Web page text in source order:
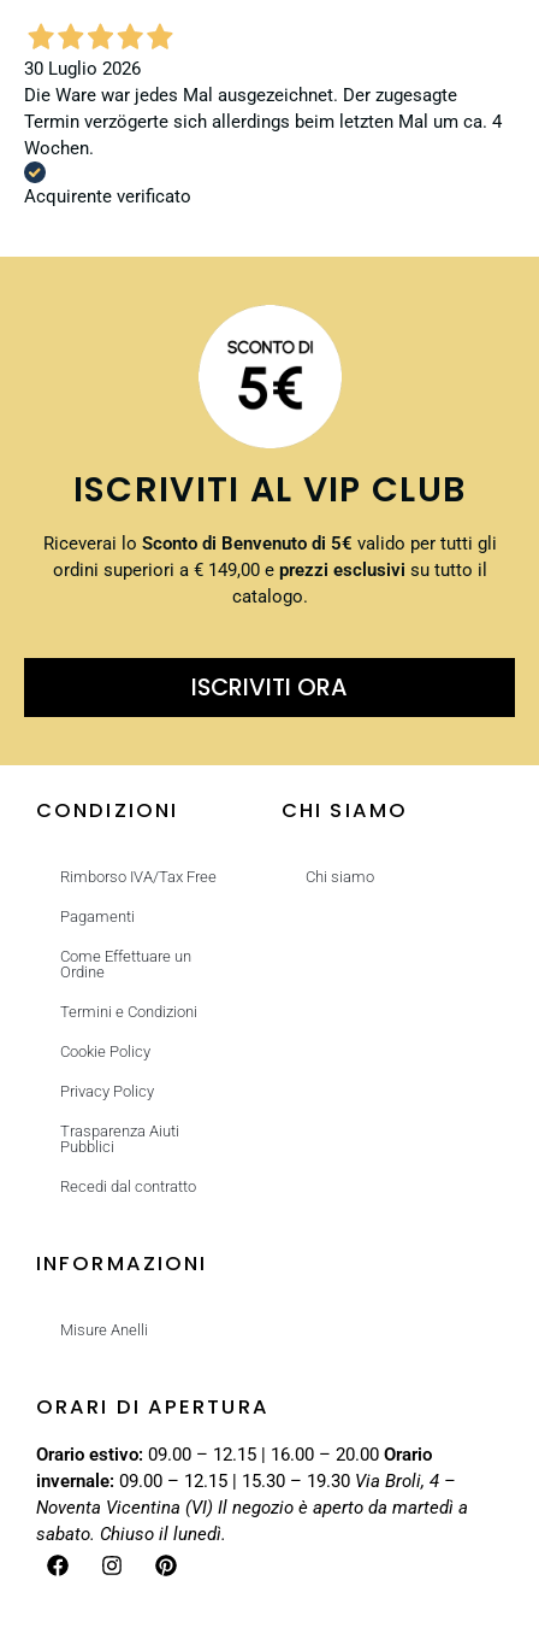
30 Luglio 2026
Die Ware war jedes Mal ausgezeichnet. Der zugesagte
Termin verzögerte sich allerdings beim letzten Mal um ca. 4
Wochen.
Acquirente verificato
ISCRIVITI AL VIP CLUB
Riceverai lo Sconto di Benvenuto di 5€ valido per tutti gli
ordini superiori a € 149,00 e prezzi esclusivi su tutto il
catalogo.
ISCRIVITI ORA
CONDIZIONI
Rimborso IVA/Tax Free
Pagamenti
Come Effettuare un
Ordine
Termini e Condizioni
Cookie Policy
Privacy Policy
Trasparenza Aiuti
Pubblici
Recedi dal contratto
CHI SIAMO
Chi siamo
INFORMAZIONI
Misure Anelli
ORARI DI APERTURA
Orario estivo: 09.00 – 12.15 | 16.00 – 20.00 Orario
invernale: 09.00 – 12.15 | 15.30 – 19.30 Via Broli, 4 –
Noventa Vicentina (VI) Il negozio è aperto da martedì a
sabato. Chiuso il lunedì.